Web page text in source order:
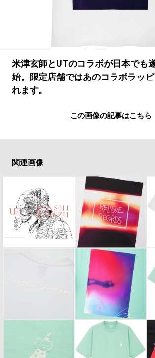
#HANDSOME HANDBOOK
米津玄師とUTのコラボが日本でも
始。限定店舗ではあのコラボラッ
れます。
この画像の記事はこちら
関連画像